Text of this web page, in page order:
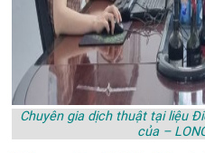
Chuyên gia dịch thuật tại liệu
của –